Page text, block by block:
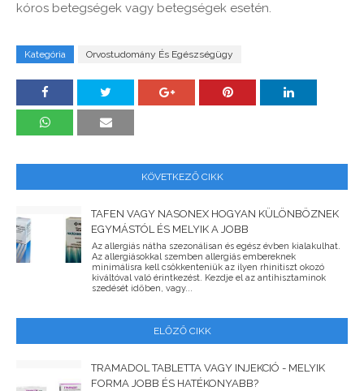
kóros betegségek vagy betegségek esetén.
Kategória Orvostudomány És Egészségügy
KÖVETKEZŐ CIKK
TAFEN VAGY NASONEX HOGYAN KÜLÖNBÖZNEK
EGYMÁSTÓL ÉS MELYIK A JOBB
Az allergiás nátha szezonálisan és egész évben kialakulhat.
Az allergiásokkal szemben allergiás embereknek
minimálisra kell csökkenteniük az ilyen rhinitiszt okozó
kiváltóval való érintkezést. Kezdje el az antihisztaminok
szedését időben, vagy...
ELŐZŐ CIKK
TRAMADOL TABLETTA VAGY INJEKCIÓ - MELYIK
FORMA JOBB ÉS HATÉKONYABB?